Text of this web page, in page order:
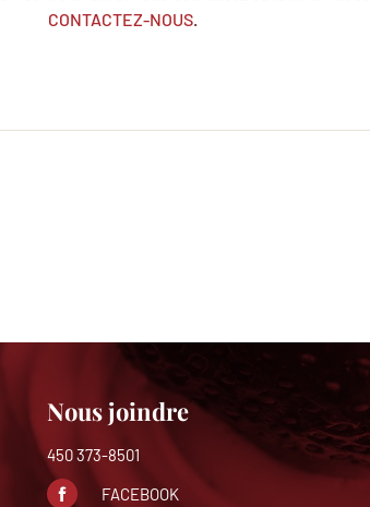
CONTACTEZ-NOUS.
Nous joindre
450 373-8501
FACEBOOK